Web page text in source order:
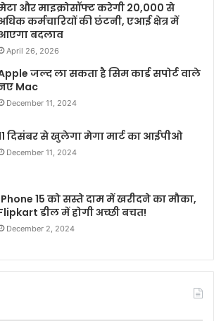
और माइक्रोसॉफ्ट करेगी 20,000 से
कर्मचारियों की छंटनी, एआई क्षेत्र में
बदलाव
April 26, 2026
जल्द ला सकता है सिम कार्ड सपोर्ट वाले
Mac
December 11, 2024
दिसंबर से खुलेगा मेगा मार्ट का आईपीओ
December 11, 2024
15 को सस्ते दाम में खरीदने का मौका,
डील में होगी अच्छी बचत!
December 2, 2024